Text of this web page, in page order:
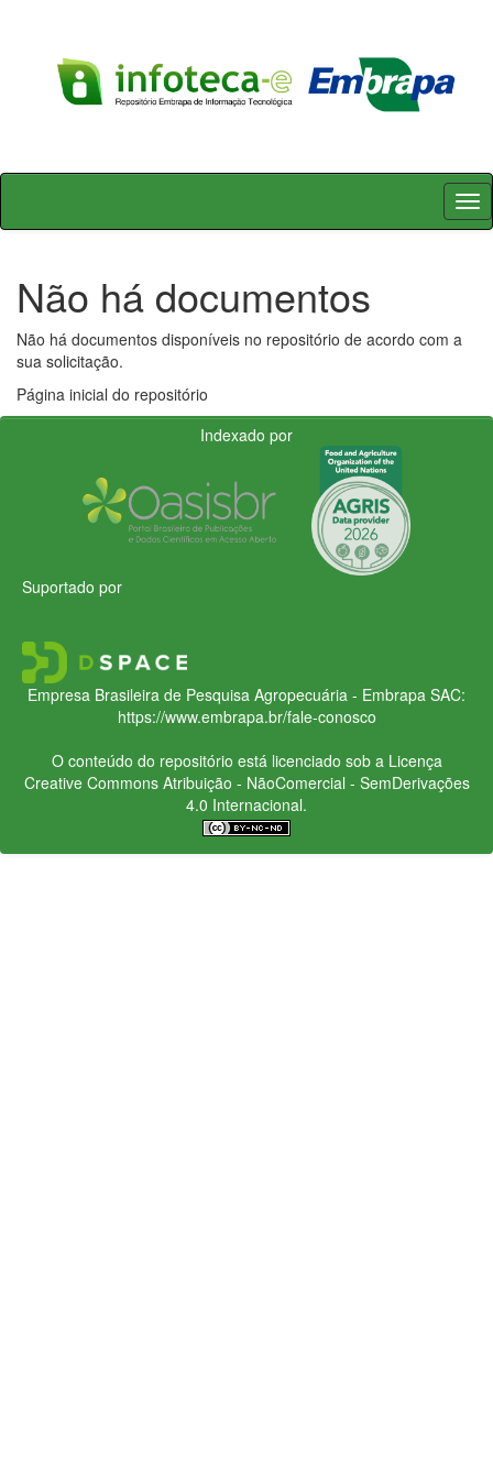
Skip
Não há documentos
Não há documentos disponíveis no repositório de acordo com a
sua solicitação.
Página inicial do repositório
Indexado por
Suportado por
Empresa Brasileira de Pesquisa Agropecuária - Embrapa SAC:
https://www.embrapa.br/fale-conosco
O conteúdo do repositório está licenciado sob a Licença
Creative CommonsAtribuição - NãoComercial - SemDerivações
4.0 Internacional.